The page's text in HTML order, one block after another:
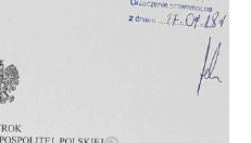
Negocjacje z wierzycielami